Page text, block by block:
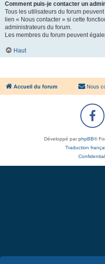
Comment puis-je contacter un
Tous les utilisateurs du forum
lien « Nous contacter » si cette
administrateurs du forum.
Les membres du forum peuvent
Haut
Accueil du forum Nous
Développé parphpBB®
Traduction